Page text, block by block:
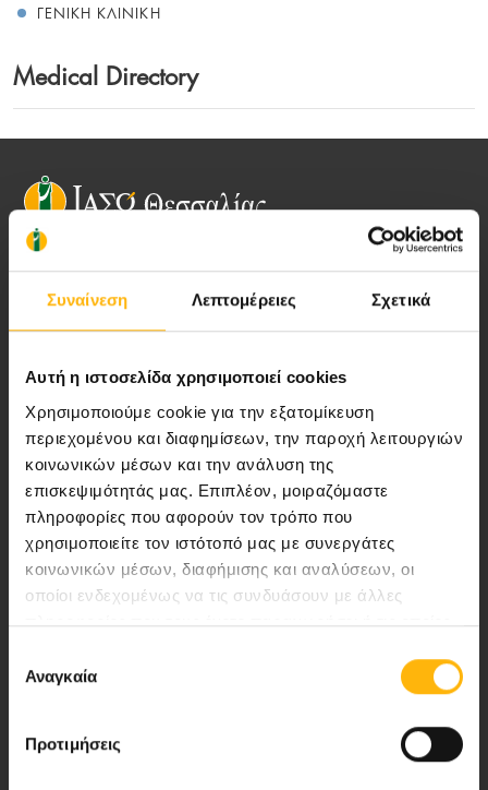
Συναίνεση Λεπτομέρειες Σχετικά
Αυτή η ιστοσελίδα χρησιμοποιεί cookies
Χρησιμοποιούμε cookie για την εξατομίκευση
περιεχομένου και διαφημίσεων, την παροχή λειτουργιών
κοινωνικών μέσων και την ανάλυση της
επισκεψιμότητάς μας. Επιπλέον, μοιραζόμαστε
πληροφορίες που αφορούν τον τρόπο που
χρησιμοποιείτε τον ιστότοπό μας με συνεργάτες
κοινωνικών μέσων, διαφήμισης και αναλύσεων, οι
οποίοι ενδεχομένως να τις συνδυάσουν με άλλες
πληροφορίες που τους έχετε παραχωρήσει ή τις οποίες
των υπηρεσιών τους.
συγκατάθεσης
Αναγκαία
Προτιμήσεις
ΓΕΝΙΚΉ ΚΛΙΝΙΚΉ
Medical Directory
ποιότητας ολοκληρωμένες υπηρεσίες
Περιοχή Ιατρών
Εκδηλώσεις